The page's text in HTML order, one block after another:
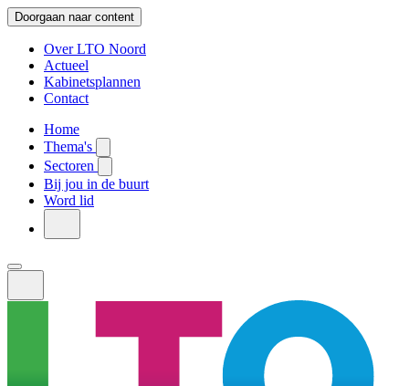
Doorgaan naar content
Over LTO Noord
Actueel
Kabinetsplannen
Contact
Home
Thema's
Sectoren
Bij jou in de buurt
Word lid